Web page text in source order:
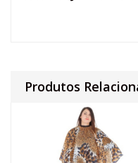
Produtos